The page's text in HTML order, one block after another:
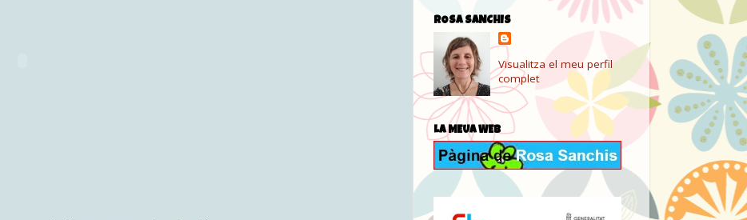
ROSA SANCHIS
Visualitza el meu perfil
complet
LA MEUA WEB